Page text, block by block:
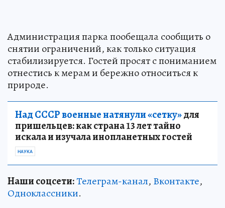
Администрация парка пообещала сообщить о
снятии ограничений, как только ситуация
стабилизируется. Гостей просят с пониманием
отнестись к мерам и бережно относиться к
природе.
Над СССР военные натянули «сетку»для
пришельцев: как страна 13 лет тайно
искала и изучала инопланетных гостей
НАУКА
Наши соцсети:Телеграм-канал, Вконтакте,
Одноклассники.